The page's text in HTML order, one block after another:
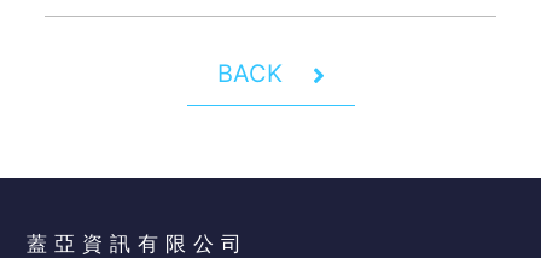
BACK
蓋亞資訊有限公司